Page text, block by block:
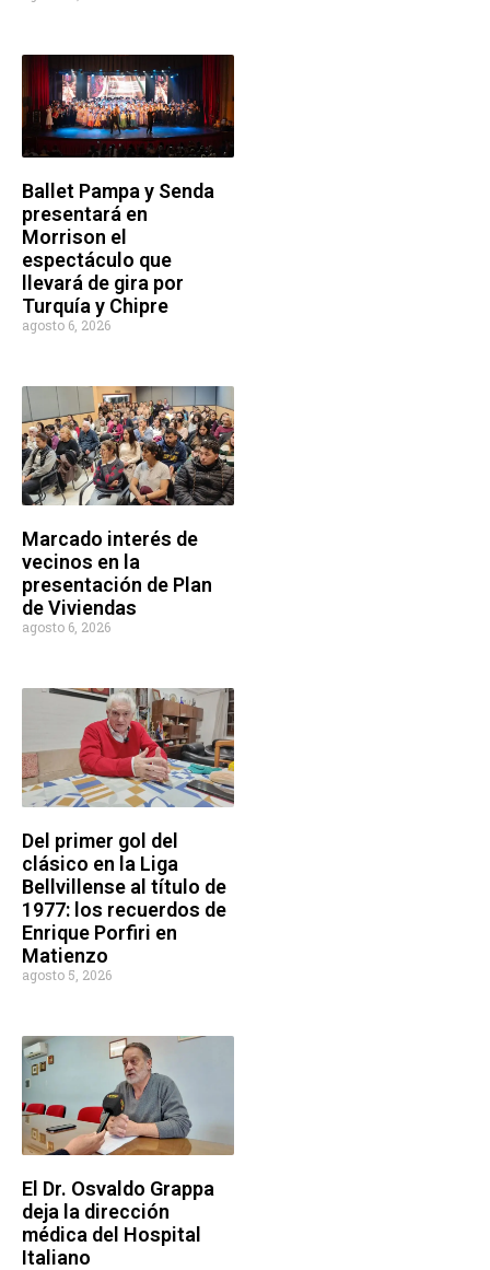
Ballet Pampa y Senda
presentará en
Morrison el
espectáculo que
llevará de gira por
Turquía y Chipre
agosto 6, 2026
Marcado interés de
vecinos en la
presentación de Plan
de Viviendas
agosto 6, 2026
Del primer gol del
clásico en la Liga
Bellvillense al título de
1977: los recuerdos de
Enrique Porfiri en
Matienzo
agosto 5, 2026
El Dr. Osvaldo Grappa
deja la dirección
médica del Hospital
Italiano